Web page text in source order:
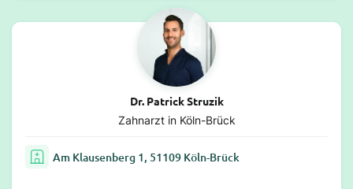
Dr. Patrick Struzik
Zahnarzt in Köln-Brück
Am Klausenberg 1, 51109 Köln-Brück